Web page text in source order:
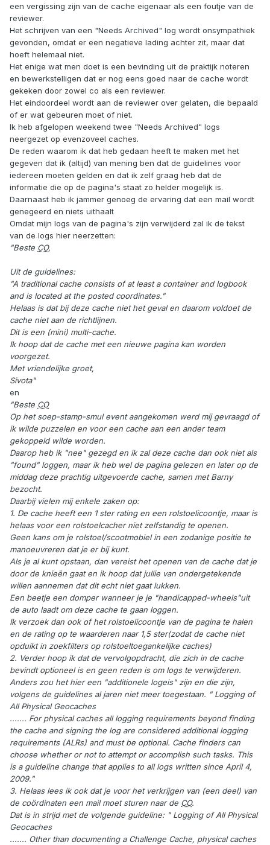
een vergissing zijn van de cache eigenaar als een foutje van de
reviewer.
Het schrijven van een "Needs Archived" log wordt onsympathiek
gevonden, omdat er een negatieve lading achter zit, maar dat
hoeft helemaal niet.
Het enige wat men doet is een bevinding uit de praktijk noteren
en bewerkstelligen dat er nog eens goed naar de cache wordt
gekeken door zowel co als een reviewer.
Het eindoordeel wordt aan de reviewer over gelaten, die bepaald
of er wat gebeuren moet of niet.
Ik heb afgelopen weekend twee "Needs Archived" logs
neergezet op evenzoveel caches.
De reden waarom ik dat heb gedaan heeft te maken met het
gegeven dat ik (altijd) van mening ben dat de guidelines voor
iedereen moeten gelden en dat ik zelf graag heb dat de
informatie die op de pagina's staat zo helder mogelijk is.
Daarnaast heb ik jammer genoeg de ervaring dat een mail wordt
genegeerd en niets uithaalt
Omdat mijn logs van de pagina's zijn verwijderd zal ik de tekst
van de logs hier neerzetten:
"Beste CO,
Uit de guidelines:
"A traditional cache consists of at least a container and logbook
and is located at the posted coordinates."
Helaas is dat bij deze cache niet het geval en daarom voldoet de
cache niet aan de richtlijnen.
Dit is een (mini) multi-cache.
Ik hoop dat de cache met een nieuwe pagina kan worden
voorgezet.
Met vriendelijke groet,
Sivota"
en
"Beste CO
Op het soep-stamp-smul event aangekomen werd mij gevraagd of
ik wilde puzzelen en voor een cache aan een ander team
gekoppeld wilde worden.
Daarop heb ik "nee" gezegd en ik zal deze cache dan ook niet als
"found" loggen, maar ik heb wel de pagina gelezen en later op de
middag deze prachtig uitgevoerde cache, samen met Barny
bezocht.
Daarbij vielen mij enkele zaken op:
1. De cache heeft een 1 ster rating en een rolstoelicoontje, maar is
helaas voor een rolstoelcacher niet zelfstandig te openen.
Geen kans om je rolstoel/scootmobiel in een zodanige positie te
manoeuvreren dat je er bij kunt.
Als je al kunt opstaan, dan vereist het openen van de cache dat je
door de knieën gaat en ik hoop dat jullie van ondergetekende
willen aannemen dat dit echt niet gaat lukken.
Een beetje een domper wanneer je je "handicapped-wheels"uit
de auto laadt om deze cache te gaan loggen.
Ik verzoek dan ook of het rolstoelicoontje van de pagina te halen
en de rating op te waarderen naar 1,5 ster(zodat de cache niet
opduikt in zoekfilters op rolstoeltoegankelijke caches)
2. Verder hoop ik dat de vervolgopdracht, die zich in de cache
bevindt optioneel is en geen reden is om logs te verwijderen.
Anders zou het hier een "additionele logeis" zijn en die zijn,
volgens de guidelines al jaren niet meer toegestaan. " Logging of
All Physical Geocaches
....... For physical caches all logging requirements beyond finding
the cache and signing the log are considered additional logging
requirements (ALRs) and must be optional. Cache finders can
choose whether or not to attempt or accomplish such tasks. This
is a guideline change that applies to all logs written since April 4,
2009."
3. Helaas lees ik ook dat je voor het verkrijgen van (een deel) van
de coördinaten een mail moet sturen naar de CO.
Dat is in strijd met de volgende guideline: " Logging of All Physical
Geocaches
....... Other than documenting a Challenge Cache, physical caches